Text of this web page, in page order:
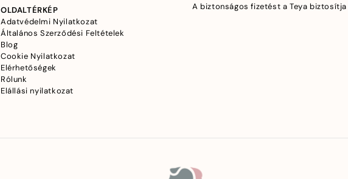
OLDALTÉRKÉP
Adatvédelmi Nyilatkozat
Általános Szerződési Feltételek
Blog
Cookie Nyilatkozat
Elérhetőségek
Rólunk
Elállási nyilatkozat
A biztonságos fizetést a Teya biztosítja